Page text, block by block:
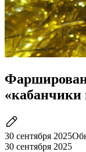
«кабанчики
30 сентября 2025
30 сентября 2025